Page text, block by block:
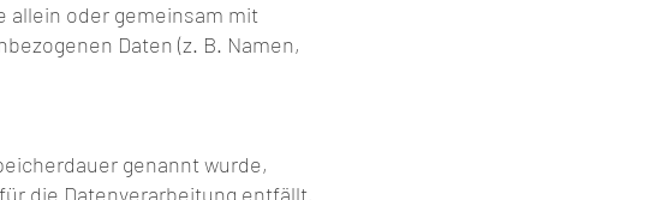
allein oder gemeinsam mit
Daten (z. B. Namen,
genannt wurde,
die Datenverarbeitung entfällt.